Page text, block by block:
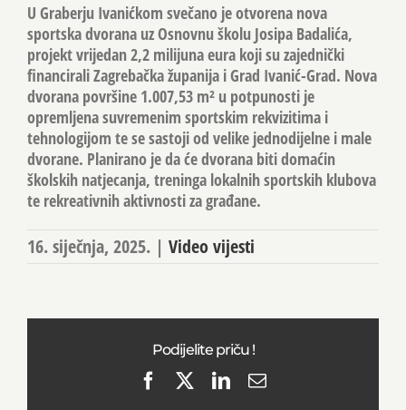
U Graberju Ivanićkom svečano je otvorena nova
sportska dvorana uz Osnovnu školu Josipa Badalića,
projekt vrijedan 2,2 milijuna eura koji su zajednički
financirali Zagrebačka županija i Grad Ivanić-Grad. Nova
dvorana površine 1.007,53 m² u potpunosti je
opremljena suvremenim sportskim rekvizitima i
tehnologijom te se sastoji od velike jednodijelne i male
dvorane. Planirano je da će dvorana biti domaćin
školskih natjecanja, treninga lokalnih sportskih klubova
te rekreativnih aktivnosti za građane.
16. siječnja, 2025. | Video vijesti
Podijelite priču !
FacebookLinkedIn
Email